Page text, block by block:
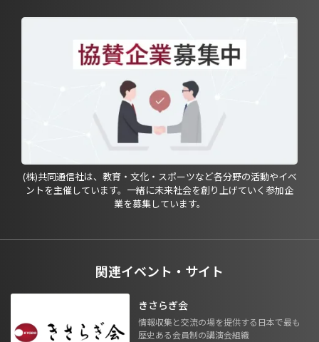
(株)共同通信社は、教育・文化・スポーツなど各分野の活動やイベ
ントを主催しています。一緒に未来社会を創り上げていく参加企
業を募集しています。
関連イベント・サイト
きさらぎ会
情報収集と交流の場を提供する日本で最も
歴史ある会員制の講演会組織